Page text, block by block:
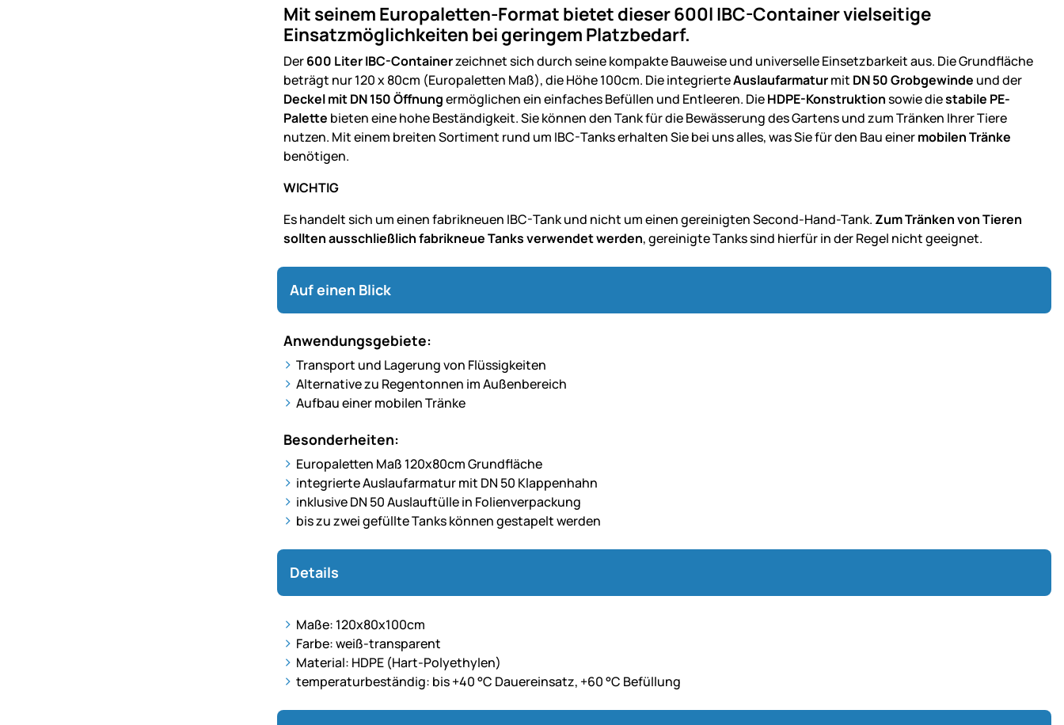
Mit seinem Europaletten-Format bietet dieser 600l IBC-Container vielseitige
Einsatzmöglichkeiten bei geringem Platzbedarf.
Der600 Liter IBC-Containerzeichnet sich durch seine kompakte Bauweise und universelle Einsetzbarkeit aus. Die Grundfläche
beträgt nur 120 x 80cm (Europaletten Maß), die Höhe 100cm. Die integrierteAuslaufarmaturmit DN 50 Grobgewinde und der
Deckel mit DN 150 Öffnungermöglichen ein einfaches Befüllen und Entleeren. DieHDPE-Konstruktionsowie diestabile PE-
Palette bieten eine hohe Beständigkeit. Sie können den Tank für die Bewässerung des Gartens und zum Tränken Ihrer Tiere
nutzen. Mit einem breiten Sortiment rund um IBC-Tanks erhalten Sie bei uns alles, was Sie für den Bau einermobilen Tränke
benötigen.
WICHTIG
Es handelt sich um einen fabrikneuen IBC-Tank und nicht um einen gereinigten Second-Hand-Tank. Zum Tränken von Tieren
sollten ausschließlich fabrikneue Tanks verwendet werden, gereinigte Tanks sind hierfür in der Regel nicht geeignet.
Auf einen Blick
Anwendungsgebiete:
Transport und Lagerung von Flüssigkeiten
Alternative zu Regentonnen im Außenbereich
Aufbau einer mobilen Tränke
Besonderheiten:
Europaletten Maß 120x80cm Grundfläche
integrierte Auslaufarmatur mit DN 50 Klappenhahn
inklusive DN 50 Auslauftülle in Folienverpackung
bis zu zwei gefüllte Tanks können gestapelt werden
Details
Maße: 120x80x100cm
Farbe: weiß-transparent
Material: HDPE (Hart-Polyethylen)
temperaturbeständig: bis +40 °C Dauereinsatz, +60 °C Befüllung